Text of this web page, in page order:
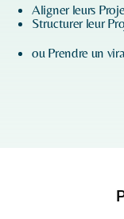
Aligner leurs
Structurer leur
ou Prendre un